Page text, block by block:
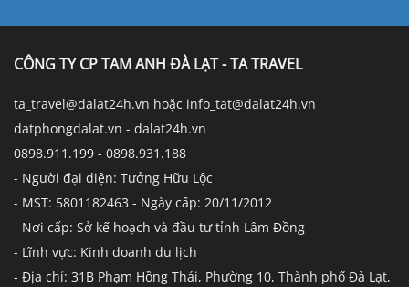
CÔNG TY CP TAM ANH ĐÀ LẠT - TA TRAVEL
ta_travel@dalat24h.vn hoặc info_tat@dalat24h.vn
datphongdalat.vn - dalat24h.vn
0898.911.199 - 0898.931.188
- Người đại diện: Tưởng Hữu Lộc
- MST: 5801182463 - Ngày cấp: 20/11/2012
- Nơi cấp: Sở kế hoạch và đầu tư tỉnh Lâm Đồng
- Lĩnh vực: Kinh doanh du lịch
- Địa chỉ: 31B Phạm Hồng Thái, Phường 10, Thành phố Đà Lạt,